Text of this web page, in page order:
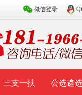
微信登录
三支一扶 公选遴选